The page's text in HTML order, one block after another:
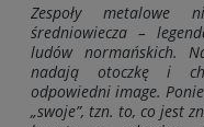
Zespoły metalowe
średniowiecza –
ludów normańskich.
nadają otoczkęi
odpowiedni image.
„swoje”, tzn. to, co jest